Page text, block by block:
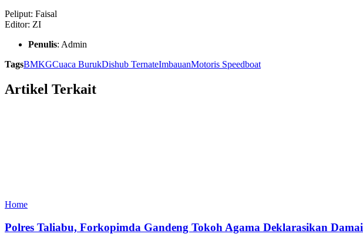
Peliput: Faisal
Editor: ZI
Penulis: Admin
TagsBMKGCuaca BurukDishub TernateImbauanMotoris Speedboat
Artikel Terkait
Home
Polres Taliabu, Forkopimda Gandeng Tokoh Agama Deklarasikan Damai